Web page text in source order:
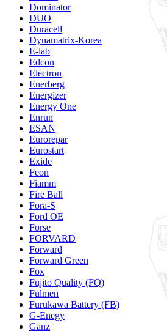
Dominator
DUO
Duracell
Dynamatrix-Korea
E-lab
Edcon
Electron
Enerberg
Energizer
Energy One
Enrun
ESAN
Eurorepar
Eurostart
Exide
Feon
Fiamm
Fire Ball
Fora-S
Ford OE
Forse
FORVARD
Forward
Forward Green
Fox
Fujito Quality (FQ)
Fulmen
Furukawa Battery (FB)
G-Enegy
Ganz